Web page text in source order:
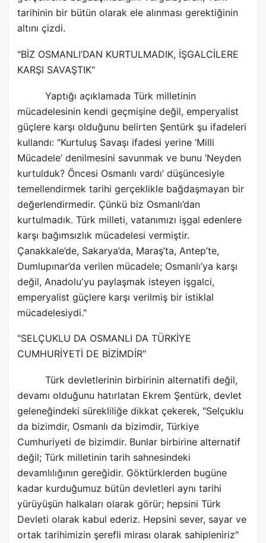
tarihinin bir bütün olarak ele alınması gerektiğinin
altını çizdi.
"BİZ OSMANLI’DAN KURTULMADIK, İŞGALCİLERE
KARŞI SAVAŞTIK"
Yaptığı açıklamada Türk milletinin
mücadelesinin kendi geçmişine değil, emperyalist
güçlere karşı olduğunu belirten Şentürk şu ifadeleri
kullandı: "Kurtuluş Savaşı ifadesi yerine ‘Milli
Mücadele’ denilmesini savunmak ve bunu ‘Neyden
kurtulduk? Öncesi Osmanlı vardı’ düşüncesiyle
temellendirmek tarihi gerçeklikle bağdaşmayan bir
değerlendirmedir. Çünkü biz Osmanlı’dan
kurtulmadık. Türk milleti, vatanımızı işgal edenlere
karşı bağımsızlık mücadelesi vermiştir.
Çanakkale’de, Sakarya’da, Maraş’ta, Antep’te,
Dumlupınar’da verilen mücadele; Osmanlı’ya karşı
değil, Anadolu'yu paylaşmak isteyen işgalci,
emperyalist güçlere karşı verilmiş bir istiklal
mücadelesiydi."
"SELÇUKLU DA OSMANLI DA TÜRKİYE
CUMHURİYETİ DE BİZİMDİR"
Türk devletlerinin birbirinin alternatifi değil,
devamı olduğunu hatırlatan Ekrem Şentürk, devlet
geleneğindeki sürekliliğe dikkat çekerek, "Selçuklu
da bizimdir, Osmanlı da bizimdir, Türkiye
Cumhuriyeti de bizimdir. Bunlar birbirine alternatif
değil; Türk milletinin tarih sahnesindeki
devamlılığının gereğidir. Göktürklerden bugüne
kadar kurduğumuz bütün devletleri aynı tarihi
yürüyüşün halkaları olarak görür; hepsini Türk
Devleti olarak kabul ederiz. Hepsini sever, sayar ve
ortak tarihimizin şerefli mirası olarak sahipleniriz"